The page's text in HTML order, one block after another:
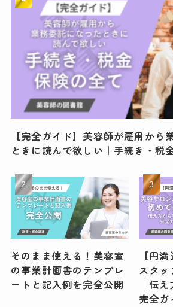
【完全ガイド】美容師が雇用から
ときに読んで欲しい｜手続き・税
そのまま使える！美容室
の事業計画書のテンプレ
ートと記入例を完全公開
【円
スタ
｜伝
完全ガ